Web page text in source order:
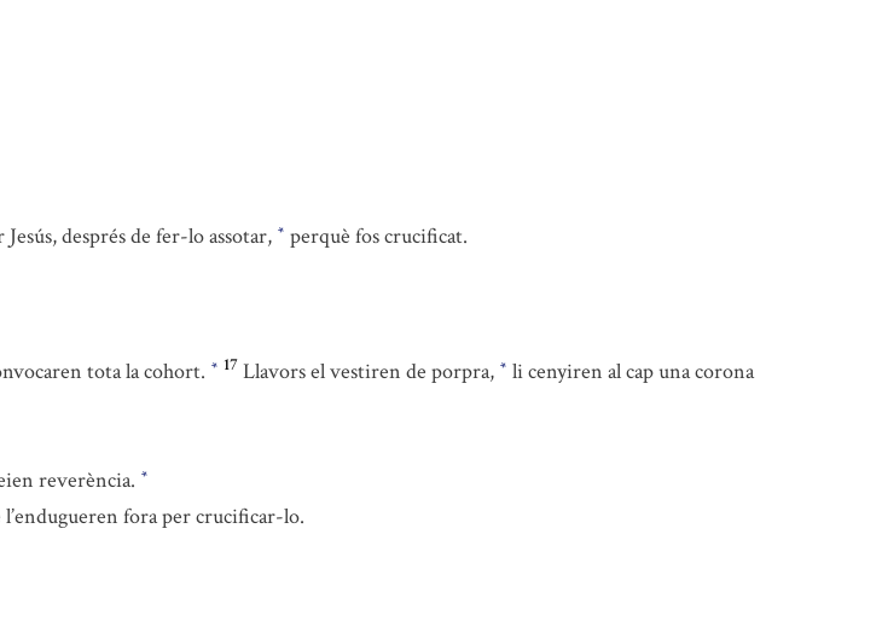
després de fer-lo assotar, * perquè fos crucificat.
tota la cohort. * 17 Llavors el vestiren de porpra, * li cenyiren al cap una corona
reverència. *
l’endugueren fora per crucificar-lo.